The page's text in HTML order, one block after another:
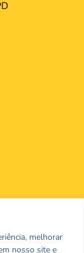
melhorar
nosso site e